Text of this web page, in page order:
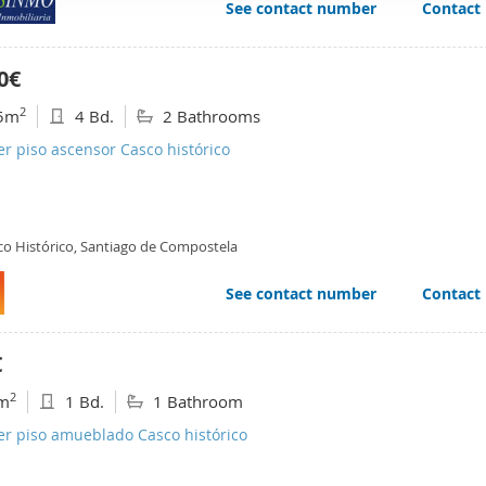
se usan para personalizar el contenido y los anuncios,
el tráfico. Además, compartimos información sobre el uso
de redes sociales, publicidad y análisis web, quienes
que les haya proporcionado o que hayan recopilado a
See contact number Contact
2 4 Bd. 2 Bathrooms
piso ascensor Casco histórico
Histórico, Santiago de Compostela
See contact number Contact
2 1 Bd. 1 Bathroom
piso amueblado Casco histórico